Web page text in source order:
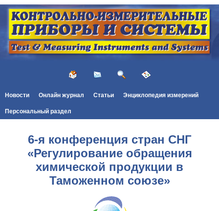
Новости Онлайн журнал Статьи Энциклопедия измерений
Персональный раздел
6-я конференция стран СНГ
«Регулирование обращения
химической продукции в
Таможенном союзе»